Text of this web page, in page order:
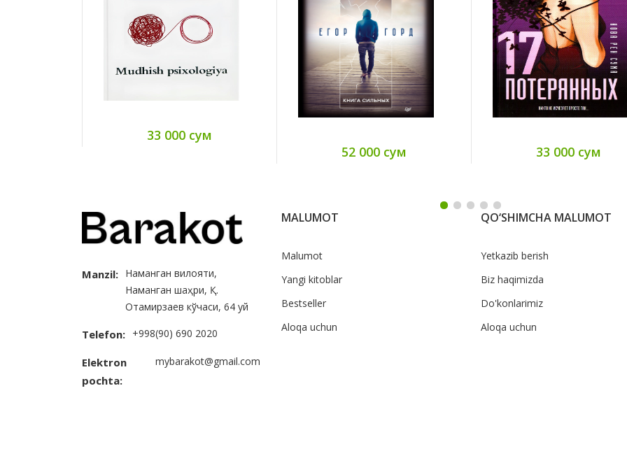
33 000 сум
52 000 сум 33 000 сум
Manzil: Наманган вилояти,
Наманган шаҳри, Қ.
Отамирзаев кўчаси, 64 уй
Telefon: +998(90) 690 2020
Elektron
pochta:
mybarakot@gmail.com
MALUMOT
Malumot
Yangi kitoblar
Bestseller
Aloqa uchun
QO‘SHIMCHA MALUMOT
Yetkazib berish
Biz haqimizda
Do'konlarimiz
Aloqa uchun